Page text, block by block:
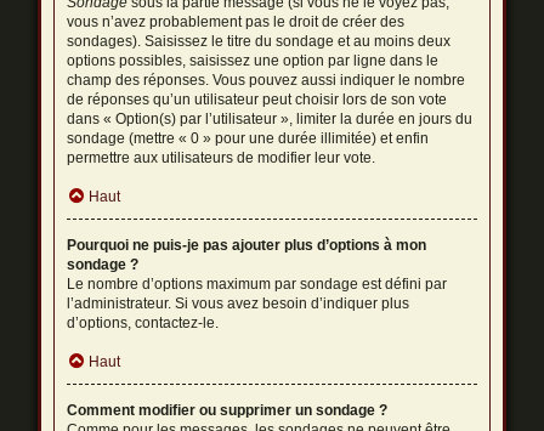
vous n’avez probablement pas le droit de créer des
sondages). Saisissez le titre du sondage et au moins deux
options possibles, saisissez une option par ligne dans le
champ des réponses. Vous pouvez aussi indiquer le nombre
de réponses qu’un utilisateur peut choisir lors de son vote
dans « Option(s) par l’utilisateur », limiter la durée en jours du
sondage (mettre « 0 » pour une durée illimitée) et enfin
permettre aux utilisateurs de modifier leur vote.
Haut
Pourquoi ne puis-je pas ajouter plus d’options à mon
sondage ?
Le nombre d’options maximum par sondage est défini par
l’administrateur. Si vous avez besoin d’indiquer plus
d’options, contactez-le.
Haut
Comment modifier ou supprimer un sondage ?